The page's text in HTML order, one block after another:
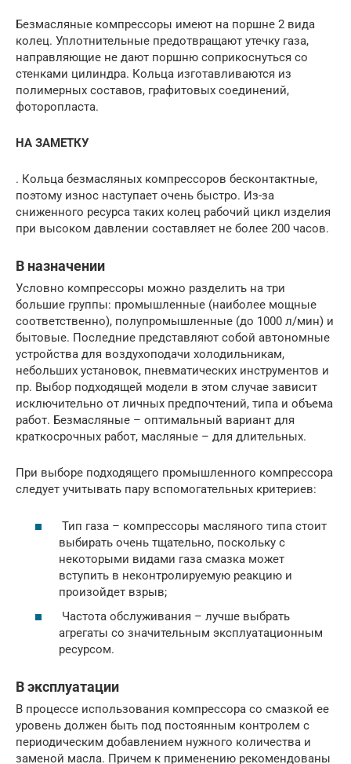
Безмасляные компрессоры имеют на поршне 2 вида
колец. Уплотнительные предотвращают утечку газа,
направляющие не дают поршню соприкоснуться со
стенками цилиндра. Кольца изготавливаются из
полимерных составов, графитовых соединений,
фоторопласта.
НА ЗАМЕТКУ
. Кольца безмасляных компрессоров бесконтактные,
поэтому износ наступает очень быстро. Из-за
сниженного ресурса таких колец рабочий цикл изделия
при высоком давлении составляет не более 200 часов.
В назначении
Условно компрессоры можно разделить на три
большие группы: промышленные (наиболее мощные
соответственно), полупромышленные (до 1000 л/мин) и
бытовые. Последние представляют собой автономные
устройства для воздухоподачи холодильникам,
небольших установок, пневматических инструментов и
пр. Выбор подходящей модели в этом случае зависит
исключительно от личных предпочтений, типа и объема
работ. Безмасляные – оптимальный вариант для
краткосрочных работ, масляные – для длительных.
При выборе подходящего промышленного компрессора
следует учитывать пару вспомогательных критериев:
Тип газа – компрессоры масляного типа стоит
выбирать очень тщательно, поскольку с
некоторыми видами газа смазка может
вступить в неконтролируемую реакцию и
произойдет взрыв;
Частота обслуживания – лучше выбрать
агрегаты со значительным эксплуатационным
ресурсом.
В эксплуатации
В процессе использования компрессора со смазкой ее
уровень должен быть под постоянным контролем с
периодическим добавлением нужного количества и
заменой масла. Причем к применению рекомендованы